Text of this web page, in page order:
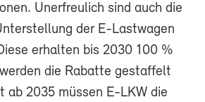
Unerfreulich sind auch die
der E-Lastwagen
erhalten bis 2030 100 %
die Rabatte gestaffelt
ab 2035 müssen E-LKW die